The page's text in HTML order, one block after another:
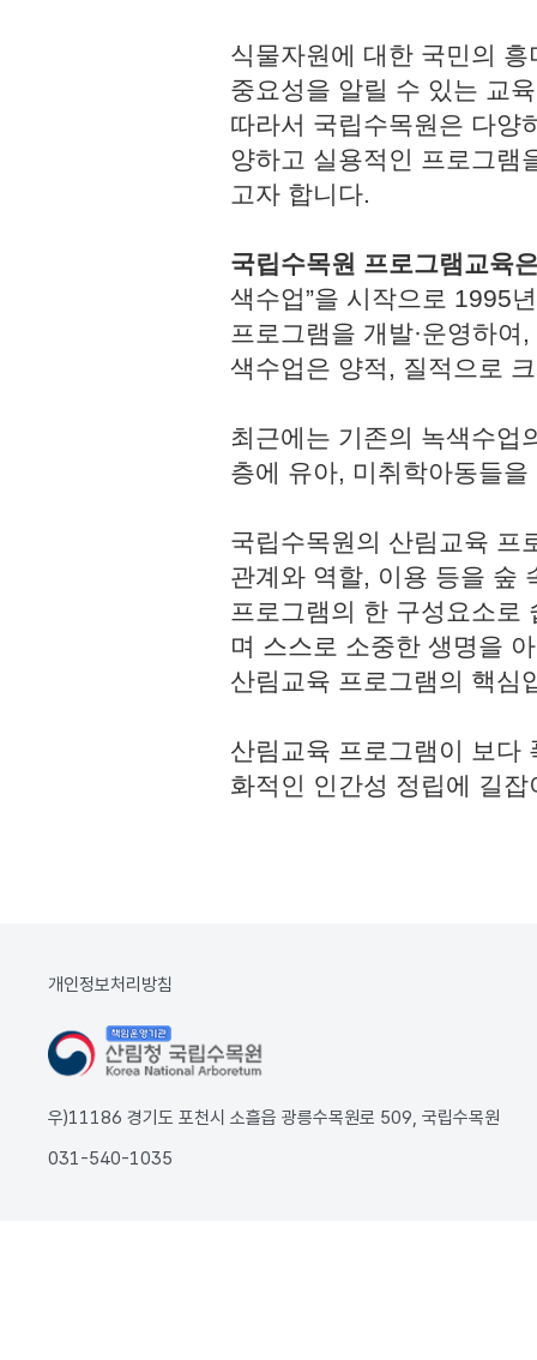
식물자원에 대한 국민의
중요성을 알릴 수 있는 교
따라서 국립수목원은 다양
양하고 실용적인 프로그램
고자 합니다.
국립수목원 프로그램교육
색수업”을 시작으로 1995
프로그램을 개발·운영하
색수업은 양적, 질적으로
최근에는 기존의 녹색수업
층에 유아, 미취학아동들
국립수목원의 산림교육 프
관계와 역할, 이용 등을 숲
프로그램의 한 구성요소로
며 스스로 소중한 생명을
산림교육 프로그램의 핵심
산림교육 프로그램이 보다
화적인 인간성 정립에 길
개인정보처리방침
우)11186 경기도 포천시 소흘읍 광릉수목원로 509, 국립수목원
031-540-1035